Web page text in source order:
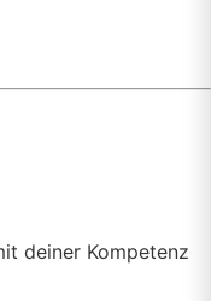
deiner Kompetenz